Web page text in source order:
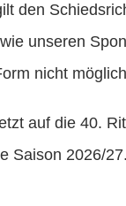
den
unseren
nicht
auf die 40.
Saison 2026/